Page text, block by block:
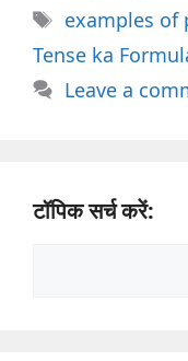
Tags
examples of
Tense ka
Leave a
टॉपिक सर्च करें: